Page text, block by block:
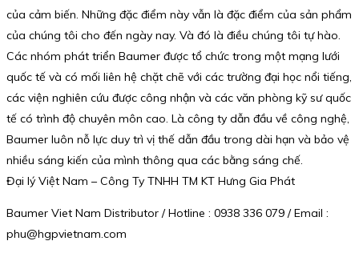
của cảm biến. Những đặc điểm này vẫn là đặc điểm của sản phẩm
của chúng tôi cho đến ngày nay. Và đó là điều chúng tôi tự hào.
Các nhóm phát triển Baumer được tổ chức trong một mạng lưới
quốc tế và có mối liên hệ chặt chẽ với các trường đại học nổi tiếng,
các viện nghiên cứu được công nhận và các văn phòng kỹ sư quốc
tế có trình độ chuyên môn cao. Là công ty dẫn đầu về công nghệ,
Baumer luôn nỗ lực duy trì vị thế dẫn đầu trong dài hạn và bảo vệ
nhiều sáng kiến của mình thông qua các bằng sáng chế.
Đại lý Việt Nam – Công Ty TNHH TM KT Hưng Gia Phát
Baumer Viet Nam Distributor / Hotline : 0938 336 079 / Email :
phu@hgpvietnam.com